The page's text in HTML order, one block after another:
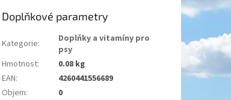
Doplňkové parametry
Kategorie:
Doplňky a vitamíny pro
psy
Hmotnost:
0.08 kg
EAN:
4260441556689
Objem:
0